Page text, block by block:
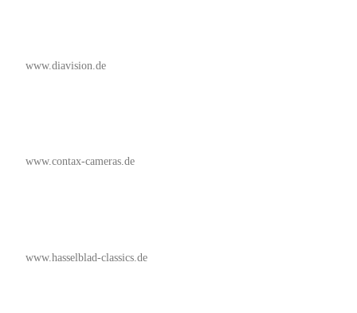
www.diavision.de
www.contax-cameras.de
www.hasselblad-classics.de